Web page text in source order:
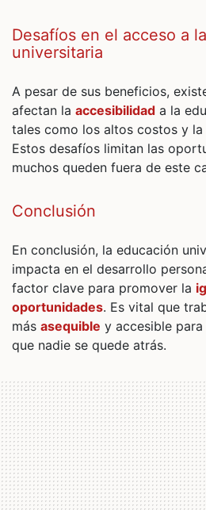
Desafíos en el acceso a la educación
universitaria
A pesar de sus beneficios,
afectan la accesibilidad a la
tales como los altos costos y la
Estos desafíos limitan las
muchos queden fuera de este
Conclusión
En conclusión, la educación
impacta en el desarrollo
factor clave para promover la
oportunidades. Es vital que
más asequible y accesible
que nadie se quede atrás.